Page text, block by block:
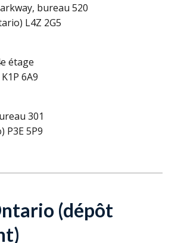
bureau 520
L4Z 2G5
étage
6A9
301
P3E 5P9
(dépôt